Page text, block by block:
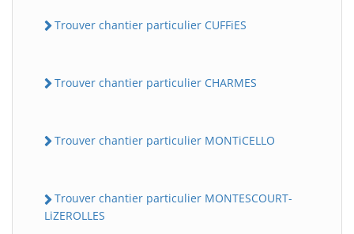
Trouver chantier particulier CUFFiES
Trouver chantier particulier CHARMES
Trouver chantier particulier MONTiCELLO
Trouver chantier particulier MONTESCOURT-
LiZEROLLES